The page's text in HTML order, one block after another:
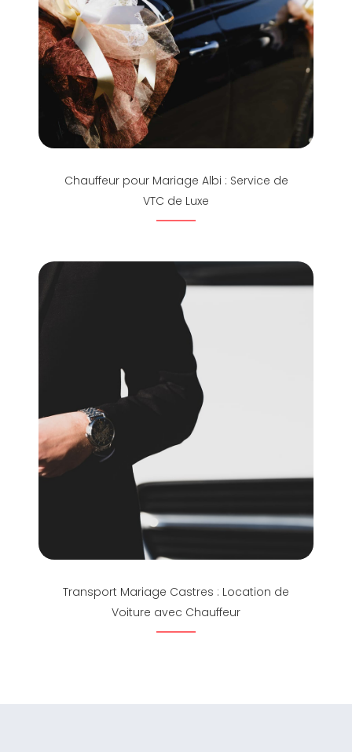
Chauffeur pour Mariage Albi : Service de
VTC de Luxe
Transport Mariage Castres : Location de
Voiture avec Chauffeur